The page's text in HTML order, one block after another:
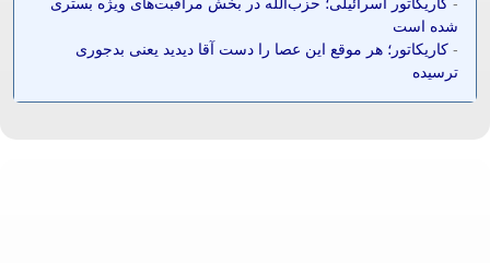
- کاریکاتور اسرائیلی؛ حزب‌الله در بخش مراقبت‌های ویژه بستری
شده است
- کاریکاتور؛ هر موقع این عصا را دست آقا دیدید یعنی بدجوری
ترسیده